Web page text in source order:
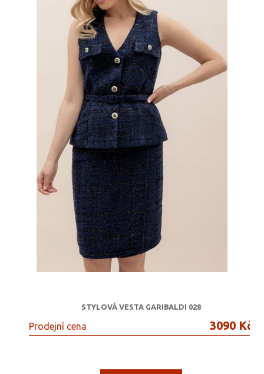
STYLOVÁ VESTA GARIBALDI 028
Prodejní cena 3090 Kč